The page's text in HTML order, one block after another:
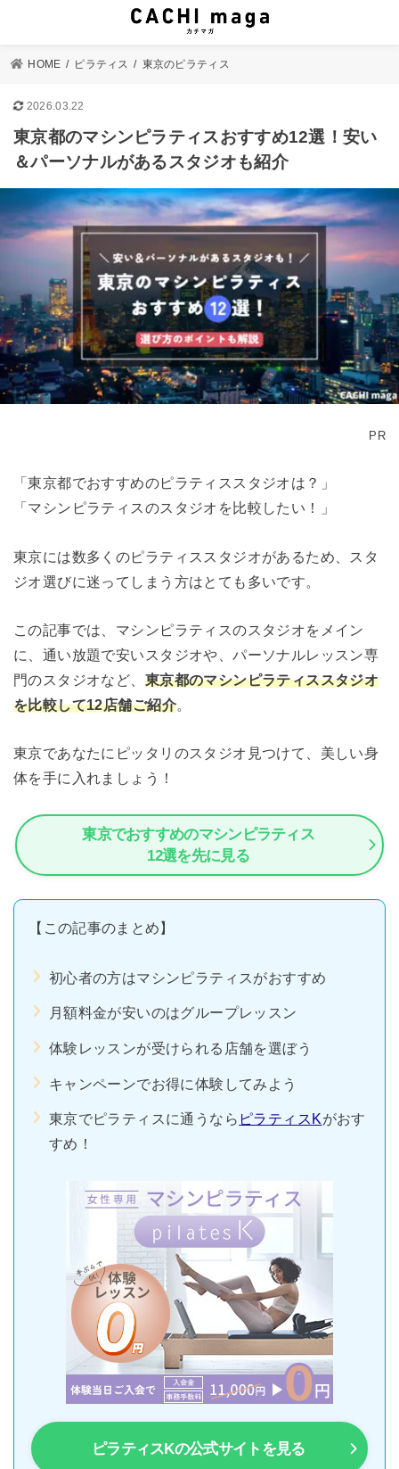
HOME ピラティス 東京のピラティス
2026.03.22
東京都のマシンピラティスおすすめ12選！安い
＆パーソナルがあるスタジオも紹介
PR
「東京都でおすすめのピラティススタジオは？」
「マシンピラティスのスタジオを比較したい！」
東京には数多くのピラティススタジオがあるため、スタ
ジオ選びに迷ってしまう方はとても多いです。
この記事では、マシンピラティスのスタジオをメイン
に、通い放題で安いスタジオや、パーソナルレッスン専
門のスタジオなど、 東京都のマシンピラティススタジオ
を比較して12店舗ご紹介。
東京であなたにピッタリのスタジオ見つけて、美しい身
体を手に入れましょう！
東京でおすすめのマシンピラティス
12選を先に見る
【この記事のまとめ】
初心者の方はマシンピラティスがおすすめ
月額料金が安いのはグループレッスン
体験レッスンが受けられる店舗を選ぼう
キャンペーンでお得に体験してみよう
東京でピラティスに通うなら ピラティスKがおす
すめ！
ピラティスKの公式サイトを見る